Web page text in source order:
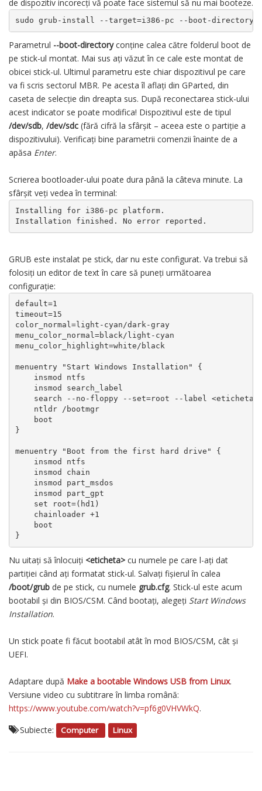
de dispozitiv incorecți vă poate face sistemul să nu mai booteze.
sudo grub-install --target=i386-pc --boot-
Parametrul --boot-directoryconține calea către folderul boot de
pe stick-ul montat. Mai sus ați văzut în ce cale este montat de
obicei stick-ul. Ultimul parametru este chiar dispozitivul pe care
va fi scris sectorul MBR. Pe acesta îl aflați din GParted, din
caseta de selecție din dreapta sus. După reconectarea stick-ului
acest indicator se poate modifica! Dispozitivul este de tipul
/dev/sdb, /dev/sdc (fără cifră la sfârșit – aceea este o partiție a
dispozitivului). Verificați bine parametrii comenzii înainte de a
apăsa Enter.
Scrierea bootloader-ului poate dura până la câteva minute. La
sfârșit veți vedea în terminal:
Installing for i386-pc platform.
Installation finished. No error reported.
GRUB este instalat pe stick, dar nu este configurat. Va trebui să
folosiți un editor de text în care să puneți următoarea
configurație:
default=1
timeout=15
color_normal=light-cyan/dark-gray
menu_color_normal=black/light-cyan
menu_color_highlight=white/black
menuentry "Start Windows Installation" {
    insmod ntfs
    insmod search_label
search --no-floppy --set=root --label <eticheta>
    ntldr /bootmgr
    boot
}
menuentry "Boot from the first hard drive" {
    insmod ntfs
    insmod chain
    insmod part_msdos
    insmod part_gpt
    set root=(hd1)
    chainloader +1
    boot
}
Nu uitați să înlocuiți <eticheta> cu numele pe care l-ați dat
partiției când ați formatat stick-ul. Salvați fișierul în calea
/boot/grub de pe stick, cu numele grub.cfg. Stick-ul este acum
bootabil și din BIOS/CSM. Când bootați, alegeți Start Windows
Installation.
Un stick poate fi făcut bootabil atât în mod BIOS/CSM, cât și
UEFI.
Adaptare după Make a bootable Windows USB from Linux.
Versiune video cu subtitrare în limba română:
https://www.youtube.com/watch?v=pf6g0VHVWkQ.
Subiecte:
Computer Linux